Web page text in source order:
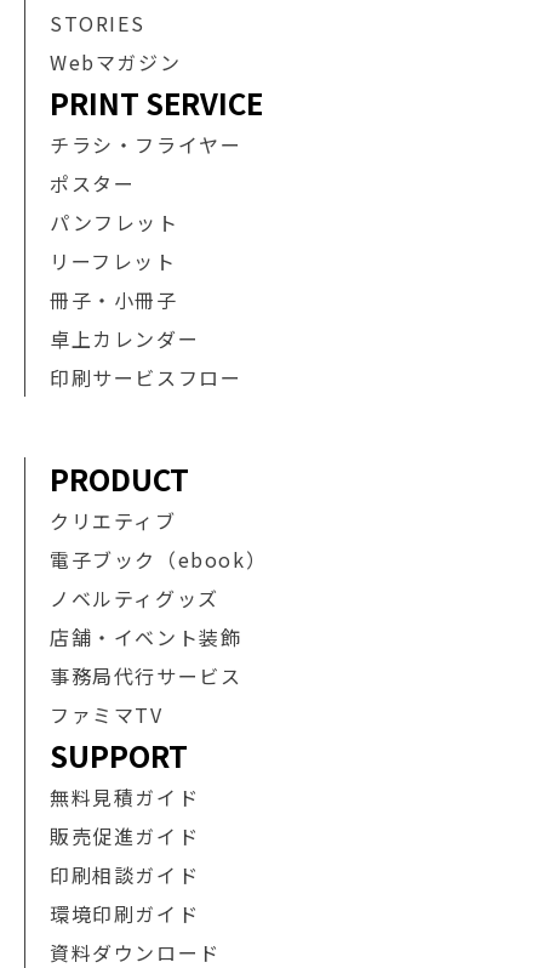
STORIES
Webマガジン
PRINT SERVICE
チラシ・フライヤー
ポスター
パンフレット
リーフレット
冊子・小冊子
卓上カレンダー
印刷サービスフロー
PRODUCT
クリエティブ
電子ブック（ebook）
ノベルティグッズ
店舗・イベント装飾
事務局代行サービス
ファミマTV
SUPPORT
無料見積ガイド
販売促進ガイド
印刷相談ガイド
環境印刷ガイド
資料ダウンロード